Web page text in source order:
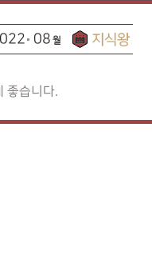
좋습니다.
08